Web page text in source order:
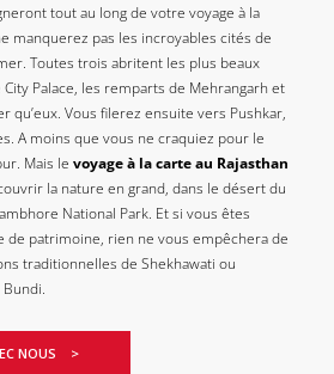
tout au long de votre voyage à la
manquerez pas les incroyables cités de
Toutes trois abritent les plus beaux
Palace, les remparts de Mehrangarh et
qu’eux. Vous filerez ensuite vers Pushkar,
A moins que vous ne craquiez pour le
Mais levoyage à la carte au Rajasthan
la nature en grand, dans le désert du
National Park. Et si vous êtes
de patrimoine, rien ne vous empêchera de
traditionnelles de Shekhawati ou
NOUS >